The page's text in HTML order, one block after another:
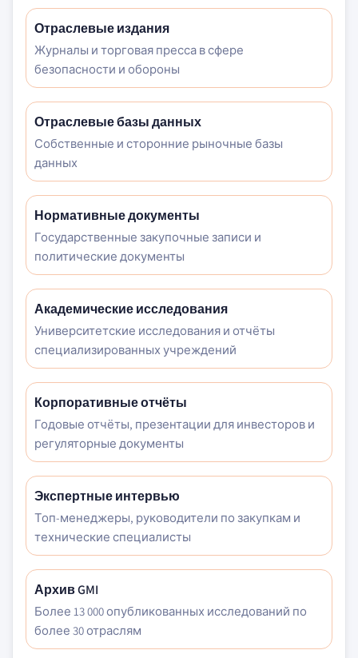
Отраслевые издания
Журналы и торговая пресса в сфере
безопасности и обороны
Отраслевые базы данных
Собственные и сторонние рыночные базы
данных
Нормативные документы
Государственные закупочные записи и
политические документы
Академические исследования
Университетские исследования и отчёты
специализированных учреждений
Корпоративные отчёты
Годовые отчёты, презентации для инвесторов и
регуляторные документы
Экспертные интервью
Топ-менеджеры, руководители по закупкам и
технические специалисты
Архив GMI
Более 13 000 опубликованных исследований по
более 30 отраслям